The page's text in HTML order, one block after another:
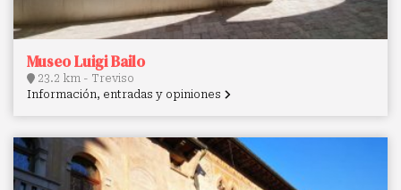
Museo Luigi Bailo
23.2 km - Treviso
Información, entradas y opiniones